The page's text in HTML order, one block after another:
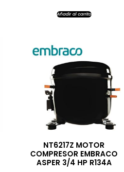
Añadir al carrito
NT6217Z MOTOR
COMPRESOR EMBRACO
ASPER 3/4 HP R134A